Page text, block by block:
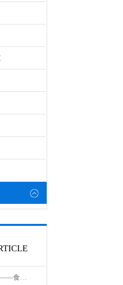
莱恩德ATP荧光检测仪——食品加工小作坊专用，简易操作，合规低成本